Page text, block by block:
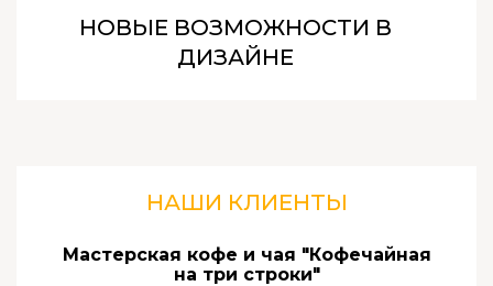
НОВЫЕ ВОЗМОЖНОСТИ В
ДИЗАЙНЕ
НАШИ КЛИЕНТЫ
Мастерская кофе и чая "Кофечайная
на три строки"